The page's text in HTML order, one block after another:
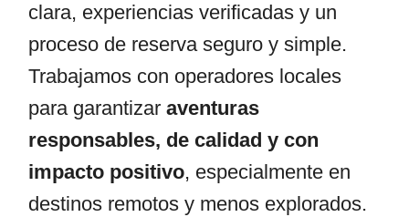
clara, experiencias verificadas y un
proceso de reserva seguro y simple.
Trabajamos con operadores locales
para garantizaraventuras
responsables, de calidad y con
impacto positivo, especialmente en
destinos remotos y menos explorados.